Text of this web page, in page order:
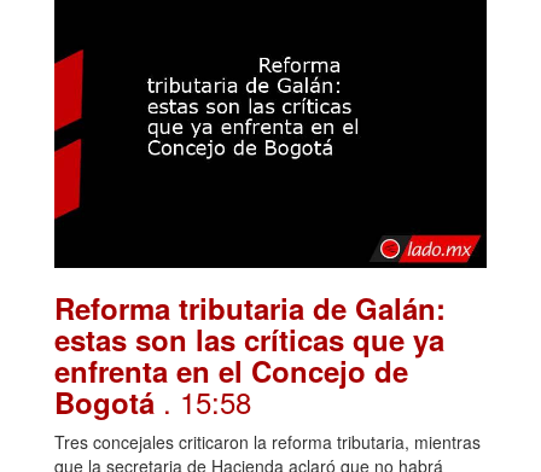
Reforma tributaria de Galán:
estas son las críticas que ya
enfrenta en el Concejo de
Bogotá . 15:58
Tres concejales criticaron la reforma tributaria, mientras
que la secretaria de Hacienda aclaró que no habrá